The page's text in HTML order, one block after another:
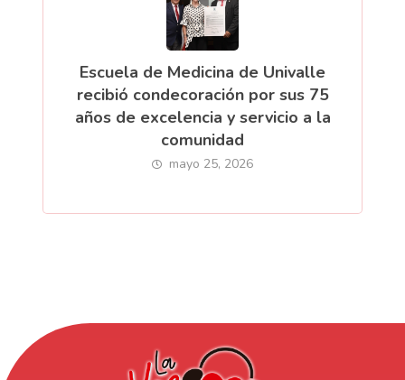
Escuela de Medicina de Univalle
recibió condecoración por sus 75
años de excelencia y servicio a la
comunidad
mayo 25, 2026